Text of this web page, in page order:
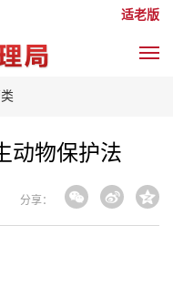
适老版
动物保护法
分享：